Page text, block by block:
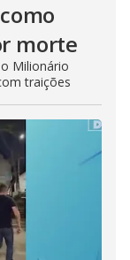
morte
Milionário
traições